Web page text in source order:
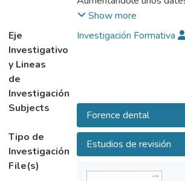
consideramos son
para fines de identificación
Tener un arma
estomatognático y así
comparativa con la carta
en medicina legal.
Show more
Eje
Investigativo
y Lineas
de
Investigación
Investigación Formativa
Subjects
Forence dental
Tipo de
Investigación
Estudios de revisión
File(s)